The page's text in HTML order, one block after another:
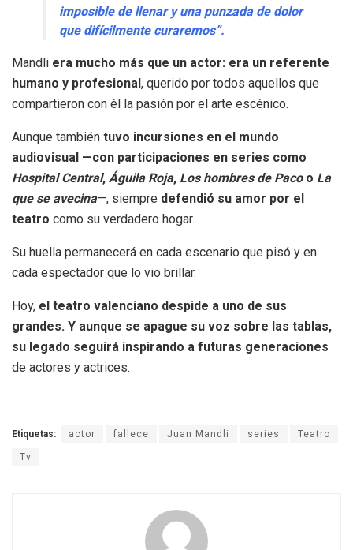
imposible de llenar y una punzada de dolor
que difícilmente curaremos”.
Mandli era mucho más que un actor: era un referente
humano y profesional, querido por todos aquellos que
compartieron con él la pasión por el arte escénico.
Aunque también tuvo incursiones en el mundo
audiovisual —con participaciones en series como
Hospital Central, Águila Roja, Los hombres de Pacoo La
que se avecina—, siempre defendió su amor por el
teatro como su verdadero hogar.
Su huella permanecerá en cada escenario que pisó y en
cada espectador que lo vio brillar.
Hoy, el teatro valenciano despide a uno de sus
grandes. Y aunque se apague su voz sobre las tablas,
su legado seguirá inspirando a futuras generaciones
de actores y actrices.
Etiquetas: actor fallece Juan Mandli series Teatro
Tv